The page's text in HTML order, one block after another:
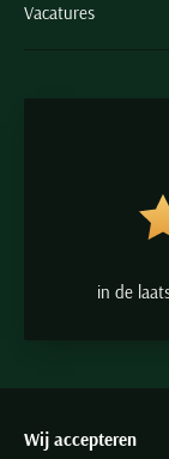
Vacatures
in de
Wij accepteren